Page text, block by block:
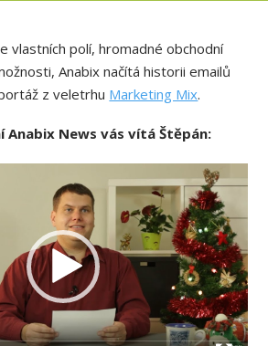
vlastních polí, hromadné obchodní
Anabix načítá historii emailů
z veletrhu Marketing Mix.
Anabix News vás vítá Štěpán: